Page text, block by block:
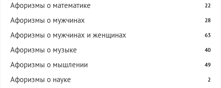
Афоризмы о математике 22
Афоризмы о мужчинах 28
Афоризмы о мужчинах и женщинах 63
Афоризмы о музыке 40
Афоризмы о мышлении 49
Афоризмы о науке 2